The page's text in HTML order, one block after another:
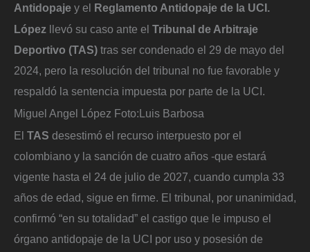
Antidopaje y el Reglamento Antidopaje de la UCI.
López
llevó su caso ante el Tribunal de Arbitraje
Deportivo (TAS) tras ser condenado el 29 de mayo del
2024, pero la resolución del tribunal no fue favorable y
respaldó la sentencia impuesta por parte de la UCI.
Miguel Angel López Foto:Luis Barbosa
El TAS desestimó el recurso interpuesto por el
colombiano y la sanción de cuatro años -que estará
vigente hasta el 24 de julio de 2027, cuando cumpla 33
años de edad, sigue en firme. El tribunal, por unanimidad,
confirmó “en su totalidad” el castigo que le impuso el
órgano antidopaje de la UCI por uso y posesión de